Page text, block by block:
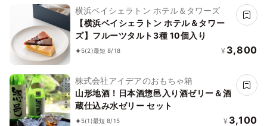
横浜ベイシェラトン ホテル＆タワーズ
【横浜ベイシェラトン ホテル＆タワー
ズ】フルーツタルト3種 10個入り
5(2)最短 8/18 ¥ 3,800
株式会社アイデアのおもちゃ箱
山形地酒！日本酒惣邑入り酒ゼリー＆酒
蔵仕込み水ゼリー セット
5(1)最短 8/15 ¥ 3,100